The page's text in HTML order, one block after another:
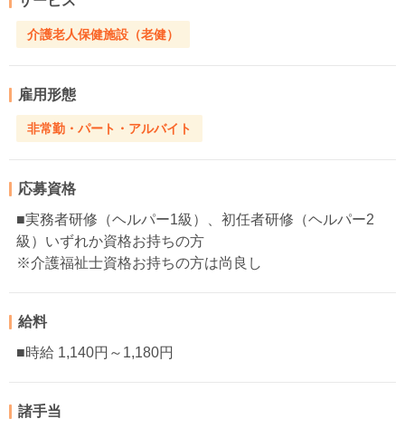
介護老人保健施設（老健）
雇用形態
非常勤・パート・アルバイト
応募資格
■実務者研修（ヘルパー1級）、初任者研修（ヘルパー2
級）いずれか資格お持ちの方
※介護福祉士資格お持ちの方は尚良し
給料
■時給 1,140円～1,180円
諸手当